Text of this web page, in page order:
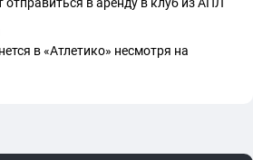
в «Атлетико» несмотря на